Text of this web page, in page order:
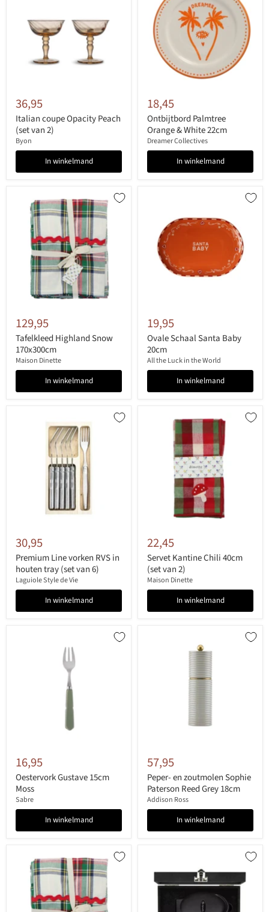
36,95
Italian coupe Opacity Peach
(set van 2)
Byon
In winkelmand
18,45
Ontbijtbord Palmtree
Orange & White 22cm
Dreamer Collectives
In winkelmand
129,95
Tafelkleed Highland Snow
170x300cm
Maison Dinette
In winkelmand
19,95
Ovale Schaal Santa Baby
20cm
All the Luck in the World
In winkelmand
30,95
Premium Line vorken RVS in
houten tray (set van 6)
Laguiole Style de Vie
In winkelmand
22,45
Servet Kantine Chili 40cm
(set van 2)
Maison Dinette
In winkelmand
16,95
Oestervork Gustave 15cm
Moss
Sabre
In winkelmand
57,95
Peper- en zoutmolen Sophie
Paterson Reed Grey 18cm
Addison Ross
In winkelmand